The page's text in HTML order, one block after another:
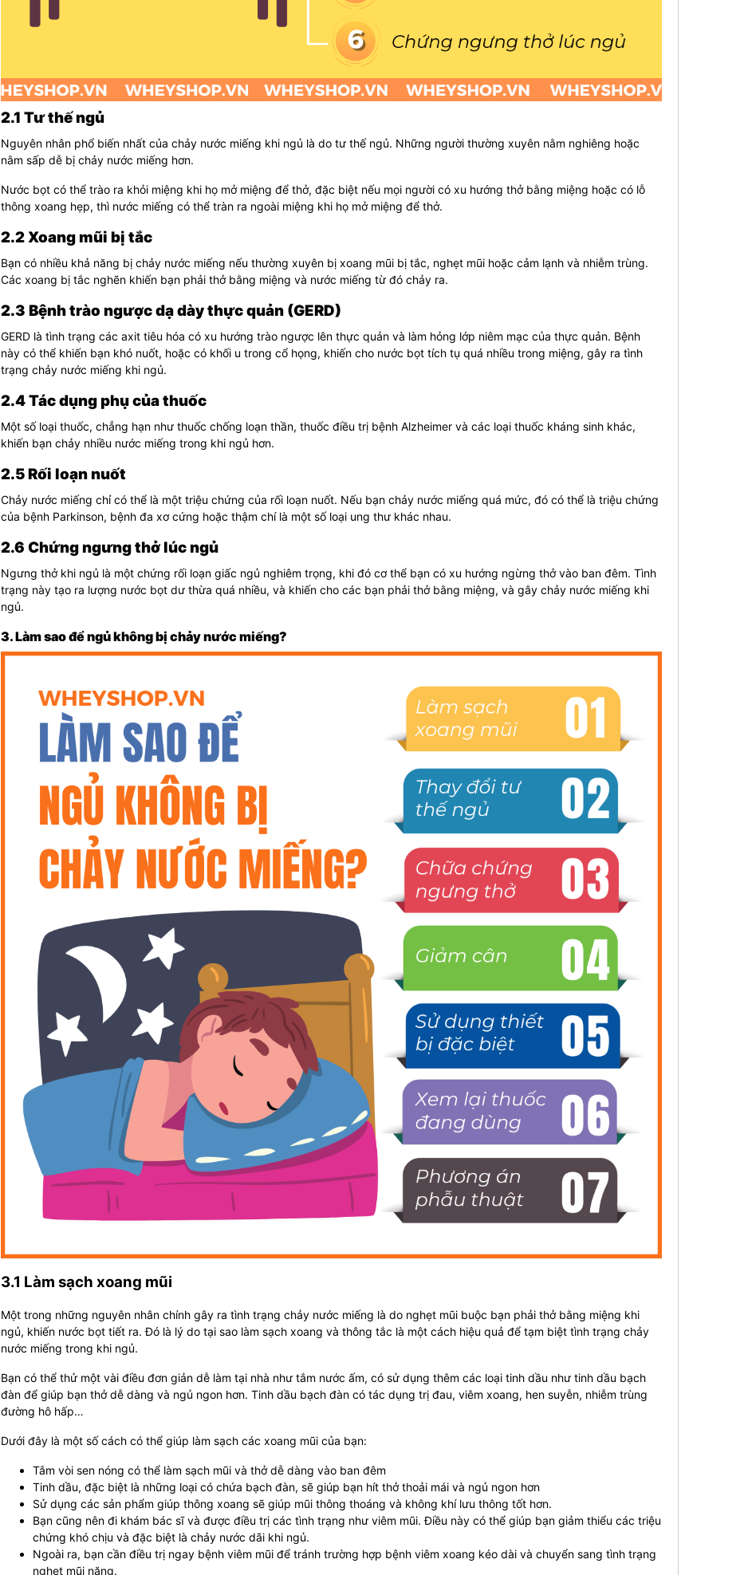
2.1 Tư thế ngủ
Nguyên nhân phổ biến nhất của chảy nước miếng khi ngủ là do tư thế ngủ. Những người thường xuyên nằm nghiêng hoặc
nằm sấp dễ bị chảy nước miếng hơn.
Nước bọt có thể trào ra khỏi miệng khi họ mở miệng để thở, đặc biệt nếu mọi người có xu hướng thở bằng miệng hoặc có lỗ
thông xoang hẹp, thì nước miếng có thể tràn ra ngoài miệng khi họ mở miệng để thở.
2.2 Xoang mũi bị tắc
Bạn có nhiều khả năng bị chảy nước miếng nếu thường xuyên bị xoang mũi bị tắc, nghẹt mũi hoặc cảm lạnh và nhiễm trùng.
Các xoang bị tắc nghẽn khiến bạn phải thở bằng miệng và nước miếng từ đó chảy ra.
2.3 Bệnh trào ngược dạ dày thực quản (GERD)
GERD là tình trạng các axit tiêu hóa có xu hướng trào ngược lên thực quản và làm hỏng lớp niêm mạc của thực quản. Bệnh
này có thể khiến bạn khó nuốt, hoặc có khối u trong cổ họng, khiến cho nước bọt tích tụ quá nhiều trong miệng, gây ra tình
trạng chảy nước miếng khi ngủ.
2.4 Tác dụng phụ của thuốc
Một số loại thuốc, chẳng hạn như thuốc chống loạn thần, thuốc điều trị bệnh Alzheimer và các loại thuốc kháng sinh khác,
khiến bạn chảy nhiều nước miếng trong khi ngủ hơn.
2.5 Rối loạn nuốt
Chảy nước miếng chỉ có thể là một triệu chứng của rối loạn nuốt. Nếu bạn chảy nước miếng quá mức, đó có thể là triệu chứng
của bệnh Parkinson, bệnh đa xơ cứng hoặc thậm chí là một số loại ung thư khác nhau.
2.6 Chứng ngưng thở lúc ngủ
Ngưng thở khi ngủ là một chứng rối loạn giấc ngủ nghiêm trọng, khi đó cơ thể bạn có xu hướng ngừng thở vào ban đêm. Tình
trạng này tạo ra lượng nước bọt dư thừa quá nhiều, và khiến cho các bạn phải thở bằng miệng, và gây chảy nước miếng khi
ngủ.
3. Làm sao để ngủ không bị chảy nước miếng?
3.1 Làm sạch xoang mũi
Một trong những nguyên nhân chính gây ra tình trạng chảy nước miếng là do nghẹt mũi buộc bạn phải thở bằng miệng khi
ngủ, khiến nước bọt tiết ra. Đó là lý do tại sao làm sạch xoang và thông tắc là một cách hiệu quả để tạm biệt tình trạng chảy
nước miếng trong khi ngủ.
Bạn có thể thử một vài điều đơn giản dễ làm tại nhà như tắm nước ấm, có sử dụng thêm các loại tinh dầu như tinh dầu bạch
đàn để giúp bạn thở dễ dàng và ngủ ngon hơn. Tinh dầu bạch đàn có tác dụng trị đau, viêm xoang, hen suyễn, nhiễm trùng
đường hô hấp…
Dưới đây là một số cách có thể giúp làm sạch các xoang mũi của bạn:
Tắm vòi sen nóng có thể làm sạch mũi và thở dễ dàng vào ban đêm
Tinh dầu, đặc biệt là những loại có chứa bạch đàn, sẽ giúp bạn hít thở thoải mái và ngủ ngon hơn
Sử dụng các sản phẩm giúp thông xoang sẽ giúp mũi thông thoáng và không khí lưu thông tốt hơn.
Bạn cũng nên đi khám bác sĩ và được điều trị các tình trạng như viêm mũi. Điều này có thể giúp bạn giảm thiểu các triệu
chứng khó chịu và đặc biệt là chảy nước dãi khi ngủ.
Ngoài ra, bạn cần điều trị ngay bệnh viêm mũi để tránh trường hợp bệnh viêm xoang kéo dài và chuyển sang tình trạng
nghẹt mũi nặng.